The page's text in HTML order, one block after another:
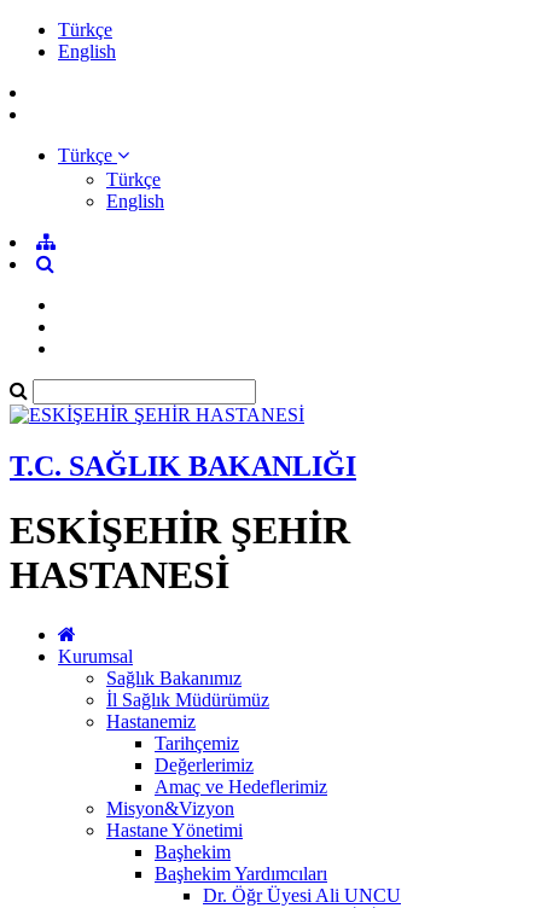
Türkçe
English
Türkçe
Türkçe
English
T.C. SAĞLIK BAKANLIĞI
ESKİŞEHİR ŞEHİR
HASTANESİ
Kurumsal
Sağlık Bakanımız
İl Sağlık Müdürümüz
Hastanemiz
Tarihçemiz
Değerlerimiz
Amaç ve Hedeflerimiz
Misyon&Vizyon
Hastane Yönetimi
Başhekim
Başhekim Yardımcıları
Dr. Öğr Üyesi Ali UNCU